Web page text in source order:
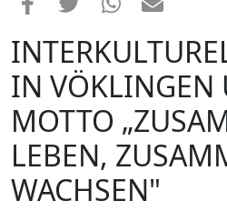
IN VÖKLINGEN
MOTTO
LEBEN,
WACHSEN"